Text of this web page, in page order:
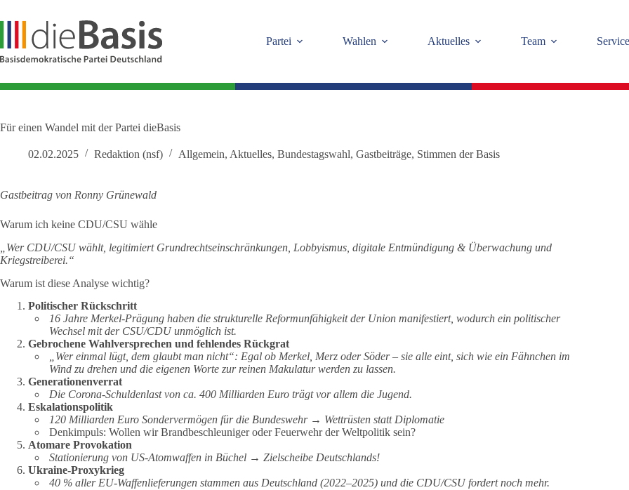
springen
Partei
Wahlen Aktuelles Team Service
Für einen Wandel mit der Partei dieBasis
02.02.2025 Redaktion (nsf) Allgemein, Aktuelles, Bundestagswahl, Gastbeiträge, Stimmen der Basis
Gastbeitrag von Ronny Grünewald
Warum ich keine CDU/CSU wähle
„Wer CDU/CSU wählt, legitimiert Grundrechtseinschränkungen, Lobbyismus, digitale Entmündigung & Überwachung und
Kriegstreiberei.“
Warum ist diese Analyse wichtig?
Politischer Rückschritt
16 Jahre Merkel-Prägung haben die strukturelle Reformunfähigkeit der Union manifestiert, wodurch ein politischer
Wechsel mit der CSU/CDU unmöglich ist.
Gebrochene Wahlversprechen und fehlendes Rückgrat
„Wer einmal lügt, dem glaubt man nicht“: Egal ob Merkel, Merz oder Söder – sie alle eint, sich wie ein Fähnchen im
Wind zu drehen und die eigenen Worte zur reinen Makulatur werden zu lassen.
Generationenverrat
Die Corona-Schuldenlast von ca. 400 Milliarden Euro trägt vor allem die Jugend.
Eskalationspolitik
120 Milliarden Euro Sondervermögen für die Bundeswehr → Wettrüsten statt Diplomatie
Denkimpuls: Wollen wir Brandbeschleuniger oder Feuerwehr der Weltpolitik sein?
Atomare Provokation
Stationierung von US-Atomwaffen in Büchel → Zielscheibe Deutschlands!
Ukraine-Proxykrieg
40 % aller EU-Waffenlieferungen stammen aus Deutschland (2022–2025) und die CDU/CSU fordert noch mehr.